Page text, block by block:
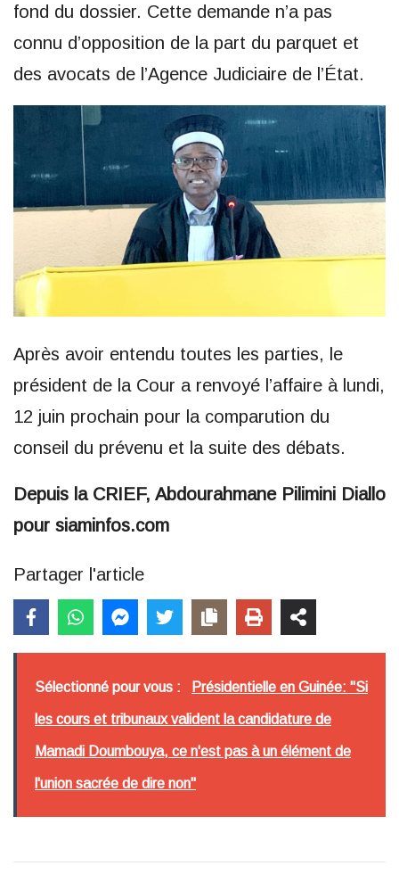
fond du dossier. Cette demande n’a pas
connu d’opposition de la part du parquet et
des avocats de l’Agence Judiciaire de l’État.
Après avoir entendu toutes les parties, le
président de la Cour a renvoyé l’affaire à lundi,
12 juin prochain pour la comparution du
conseil du prévenu et la suite des débats.
Depuis la CRIEF, Abdourahmane Pilimini Diallo
pour siaminfos.com
Partager l'article
Sélectionné pour vous : Présidentielle en Guinée: "Si
les cours et tribunaux valident la candidature de
Mamadi Doumbouya, ce n'est pas à un élément de
l'union sacrée de dire non"